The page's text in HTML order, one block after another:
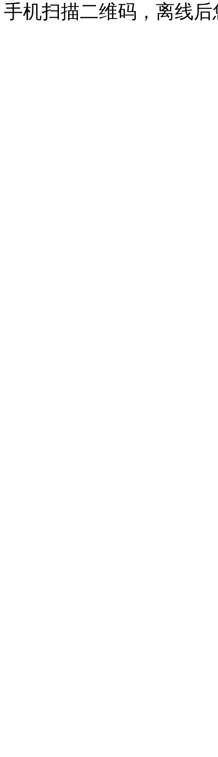
手机扫描二维码，离线